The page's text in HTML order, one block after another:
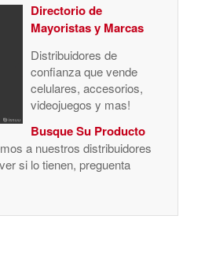
Directorio de
Mayoristas y Marcas
Distribuidores de
confianza que vende
celulares, accesorios,
videojuegos y mas!
Busque Su Producto
a nuestros distribuidores
si lo tienen, preguenta